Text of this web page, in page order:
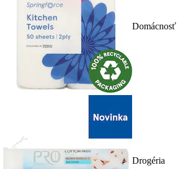
Domácnosť
Drogéria